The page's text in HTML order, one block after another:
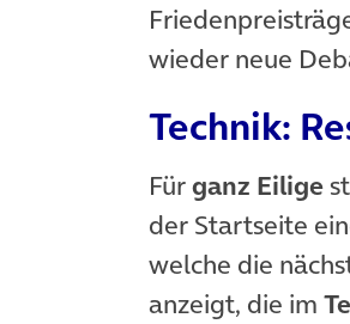
wieder neue
Technik:
Fürganz Eilige
der Startseite
welche die
anzeigt, die im